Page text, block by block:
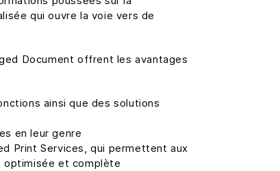
qui ouvre la voie vers de
Document offrent les avantages
ainsi que des solutions
en leur genre
Print Services, qui permettent aux
optimisée et complète